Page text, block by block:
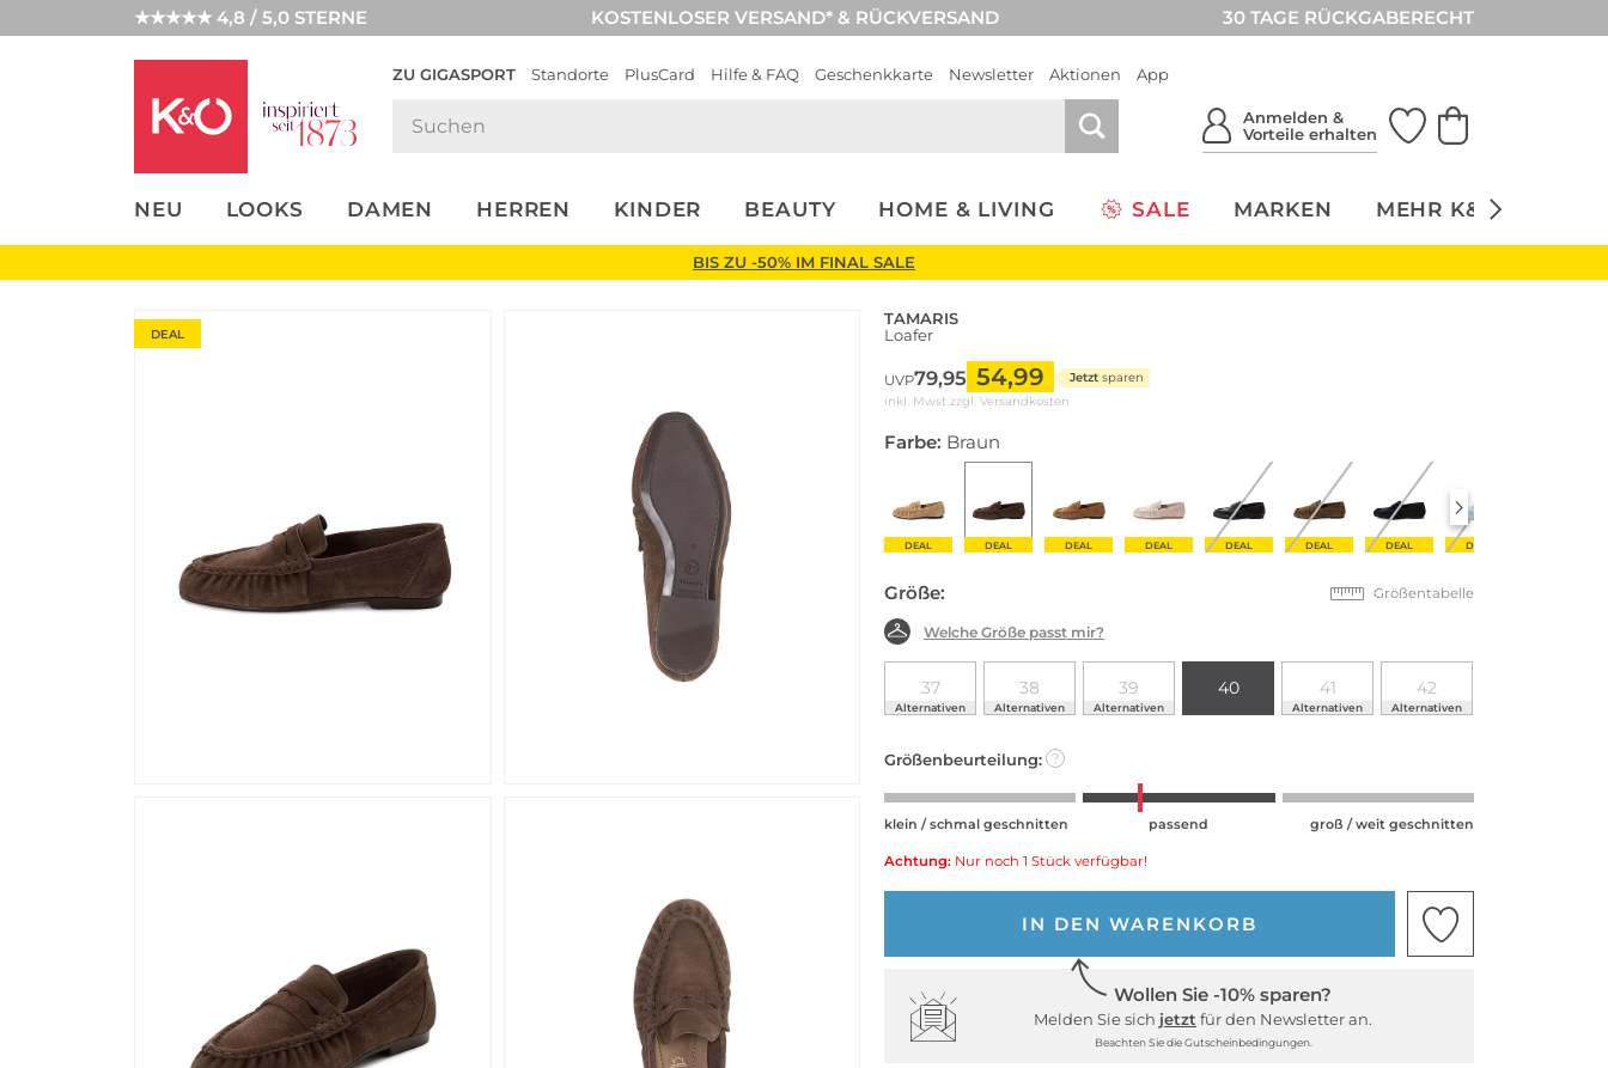
★★★★★ 4,8 / 5,0 STERNE KOSTENLOSER VERSAND* & RÜCKVERSAND 30 TAGE RÜCKGABERECHT
ZU GIGASPORT Standorte PlusCard Hilfe & FAQ Geschenkkarte Newsletter Aktionen App
Anmelden &
Vorteile erhalten
NEU LOOKS DAMEN HERREN KINDER BEAUTY HOME & LIVING SALE MARKEN MEHR K&Ö
UNSERE APP
CLICK &
BIS ZU -50% IM FINAL SALE
DEAL
TAMARIS
Loafer
UVP79,95 54,99 Jetzt sparen
inkl. Mwst zzgl. Versandkosten
Farbe: Braun
DEAL DEAL DEAL DEAL DEAL DEAL DEAL DEAL
Größe: Größentabelle
Welche Größe passt mir?
37
Alternativen
38
Alternativen
39
Alternativen
40 41
Alternativen
42
Alternativen
Größenbeurteilung: ?
klein / schmal geschnitten passend groß / weit geschnitten
Achtung: Nur noch 1 Stück verfügbar!
IN DEN WARENKORB
Wollen Sie -10% sparen?
Melden Sie sich jetzt für den Newsletter an.
Beachten Sie die Gutscheinbedingungen.